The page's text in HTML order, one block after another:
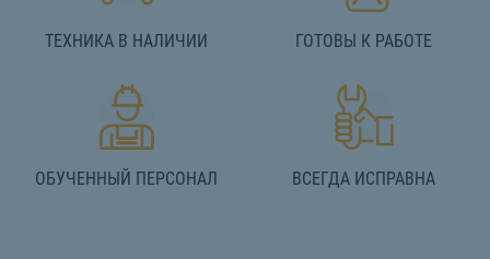
ТЕХНИКА В НАЛИЧИИ ГОТОВЫ К РАБОТЕ
ОБУЧЕННЫЙ ПЕРСОНАЛ ВСЕГДА ИСПРАВНА